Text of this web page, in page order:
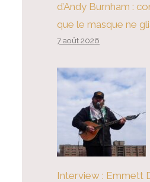
d’Andy Burnham :
que le masque ne
7 août 2026
Interview : Emmett